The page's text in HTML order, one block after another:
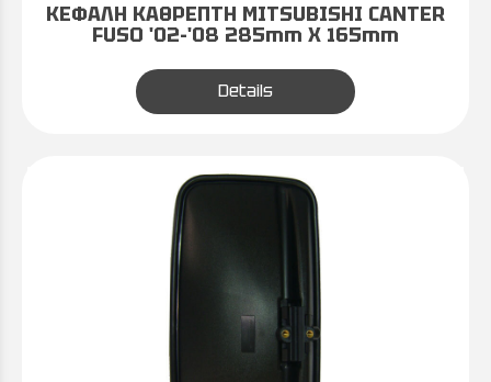
ΚΕΦΑΛΗ ΚΑΘΡΕΠΤΗ MITSUBISHI CANTER
FUSO '02-'08 285mm X 165mm
Details